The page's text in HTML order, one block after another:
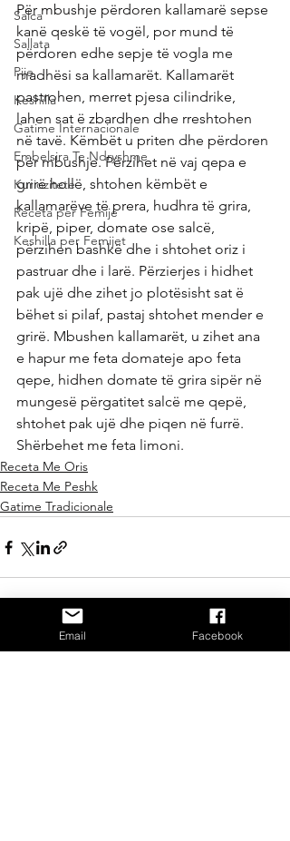
Salca
Sallata
Pije
Keshilla
Gatime Internacionale
Embelsira Te Ndryshme
Kuriozitete
Receta per Femije
Keshilla per Femijet
Për mbushje përdoren kallamarë sepse
kanë qeskë të vogël, por mund të
përdoren edhe sepje të vogla me
madhësi sa kallamarët. Kallamarët
pastrohen, merret pjesa cilindrike,
lahen sat ë zbardhen dhe rreshtohen
në tavë. Këmbët u priten dhe përdoren
për mbushje. Përzihet në vaj qepa e
grirë hollë, shtohen këmbët e
kallamarëve të prera, hudhra të grira,
kripë, piper, domate ose salcë,
përzihen bashkë dhe i shtohet oriz i
pastruar dhe i larë. Përzierjes i hidhet
pak ujë dhe zihet jo plotësisht sat ë
bëhet si pilaf, pastaj shtohet mender e
grirë. Mbushen kallamarët, u zihet ana
e hapur me feta domateje apo feta
qepe, hidhen domate të grira sipër në
mungesë përgatitet salcë me qepë,
shtohet pak ujë dhe piqen në furrë.
Shërbehet me feta limoni.
Receta Me Oris
Receta Me Peshk
Gatime Tradicionale
Recent Posts See All
Email Facebook